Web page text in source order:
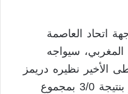
اتحاد العاصمة
سيواجه
الأخير نظيره دريمز
الغاني في نصف النهائي الآخر بنتيجة 3/0 بمجموع